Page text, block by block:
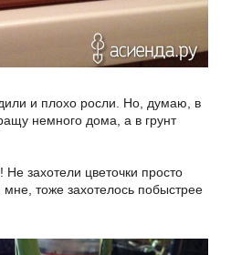
и плохо росли. Но, думаю, в
немного дома, а в грунт
Не захотели цветочки просто
тоже захотелось побыстрее